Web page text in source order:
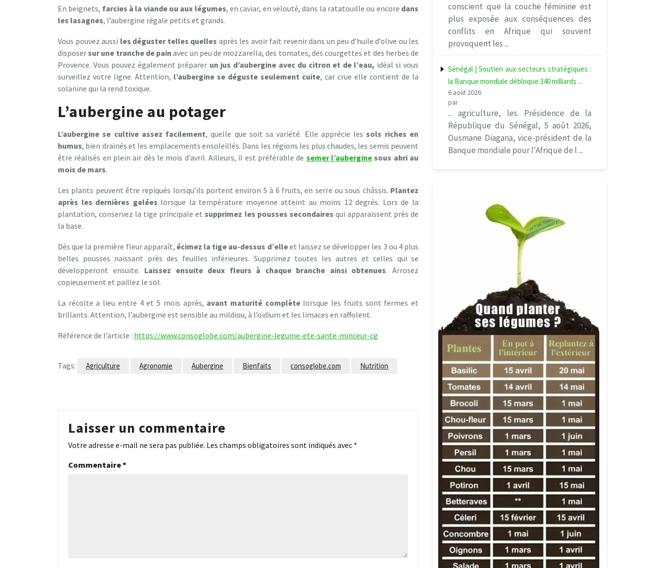
En beignets, farcies à la viande ou aux légumes, en caviar, en velouté, dans la ratatouille ou encore dans
les lasagnes, l’aubergine régale petits et grands.
Vous pouvez aussi les déguster telles quelles après les avoir fait revenir dans un peu d’huile d’olive ou les
disposersur une tranche de pain avec un peu de mozzarella, des tomates, des courgettes et des herbes de
Provence. Vous pouvez également préparer un jus d’aubergine avec du citron et de l’eau, idéal si vous
surveillez votre ligne. Attention, l’aubergine se déguste seulement cuite, car crue elle contient de la
solanine qui la rend toxique.
L’aubergine au potager
L’aubergine se cultive assez facilement, quelle que soit sa variété. Elle apprécie lessols riches en
humus, bien drainés et les emplacements ensoleillés. Dans les régions les plus chaudes, les semis peuvent
être réalisés en plein air dès le mois d’avril. Ailleurs, il est préférable de semer l’aubergine sous abri au
mois de mars.
Les plants peuvent être repiqués lorsqu’ils portent environ 5 à 6 fruits, en serre ou sous châssis. Plantez
après les dernières gelées lorsque la température moyenne atteint au moins 12 degrés. Lors de la
plantation, conservez la tige principale etsupprimez les pousses secondaires qui apparaissent près de
la base.
Dès que la première fleur apparaît, écimez la tige au-dessus d’elleet laissez se développer les 3 ou 4 plus
belles pousses naissant près des feuilles inférieures. Supprimez toutes les autres et celles qui se
développeront ensuite. Laissez ensuite deux fleurs à chaque branche ainsi obtenues. Arrosez
copieusement et paillez le sol.
La récolte a lieu entre 4 et 5 mois après, avant maturité complètelorsque les fruits sont fermes et
brillants. Attention, l’aubergine est sensible au mildiou, à l’oïdium et les limaces en raffolent.
Référence de l’article : https://www.consoglobe.com/aubergine-legume-ete-sante-minceur-cg
Tags: Agriculture Agronomie Aubergine Bienfaits consoglobe.com Nutrition
Laisser un commentaire
Votre adresse e-mail ne sera pas publiée. Les champs obligatoires sont indiqués avec *
Commentaire*
conscient que la couche féminine est
plus exposée aux conséquences des
conflits en Afrique qui souvent
provoquent les ...
Sénégal | Soutien aux secteurs stratégiques :
la Banque mondiale débloque 340 milliards ...
6 août 2026
par
... agriculture, les. Présidence de la
République du Sénégal, 5 août 2026,
Ousmane Diagana, vice-président de la
Banque mondiale pour l'Afrique de l ...